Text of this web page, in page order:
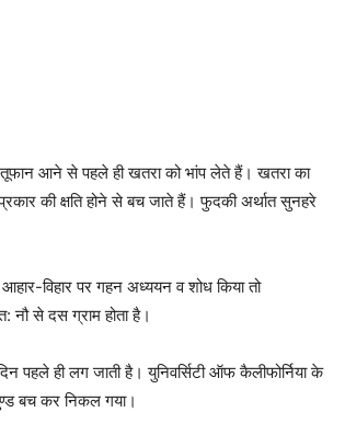
से तूफान आने से पहले ही खतरा को भांप लेते हैं। खतरा का
की क्षति होने से बच जाते हैं। फुदकी अर्थात सुनहरे
विहार पर गहन अध्ययन व शोध किया तो
से दस ग्राम होता है।
ही लग जाती है। युनिवर्सिटी ऑफ कैलीफोर्निया के
बच कर निकल गया।